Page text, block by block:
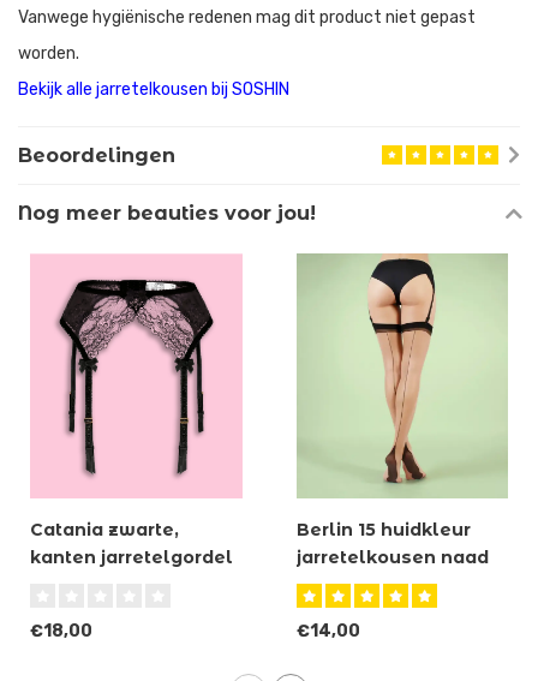
Vanwege hygiënische redenen mag dit product niet gepast
worden.
Bekijk alle jarretelkousen bij SOSHIN
Beoordelingen
Nog meer beauties voor jou!
Catania zwarte,
kanten jarretelgordel
€18,00
Berlin 15 huidkleur
jarretelkousen naad
€14,00